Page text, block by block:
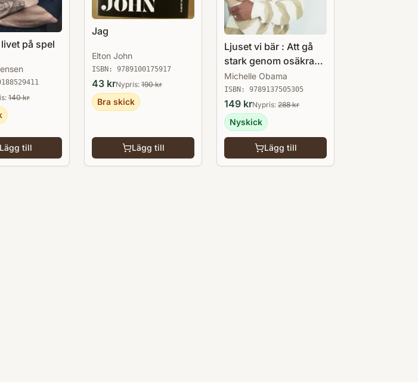
på spel
140kr
till
Jag
Elton John
ISBN: 9789100175917
43 krNypris: 190kr
Bra skick
Lägg till
Ljuset vi bär : Att gå
stark genom osäkra
tider
Michelle Obama
ISBN: 9789137505305
149 krNypris: 288kr
Nyskick
Lägg till